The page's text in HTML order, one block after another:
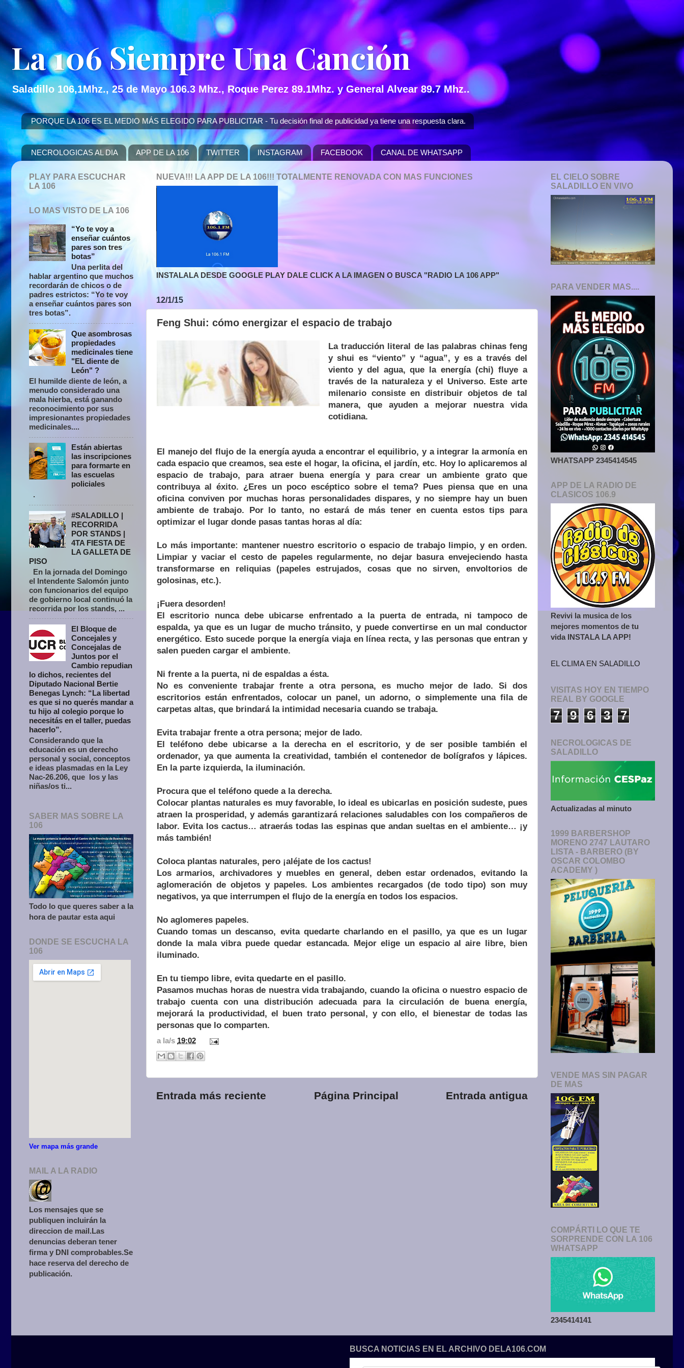
La 106 Siempre Una Canción
Saladillo 106,1Mhz., 25 de Mayo 106.3 Mhz., Roque Perez 89.1Mhz. y General Alvear 89.7 Mhz..
PORQUE LA 106 ES EL MEDIO MÁS ELEGIDO PARA PUBLICITAR - Tu decisión final de publicidad ya tiene una respuesta clara.
NECROLOGICAS AL DIA APP DE LA 106 TWITTER INSTAGRAM FACEBOOK CANAL DE WHATSAPP
NUEVA!!! LA APP DE LA 106!!! TOTALMENTE RENOVADA CON MAS FUNCIONES
INSTALALA DESDE GOOGLE PLAY DALE CLICK A LA IMAGEN O BUSCA "RADIO LA 106 APP"
12/1/15
Feng Shui: cómo energizar el espacio de trabajo
La traducción literal de las palabras chinas feng
y shui es “viento” y “agua”, y es a través del
viento y del agua, que la energía (chi) fluye a
través de la naturaleza y el Universo. Este arte
milenario consiste en distribuir objetos de tal
manera, que ayuden a mejorar nuestra vida
cotidiana.
El manejo del flujo de la energía ayuda a encontrar el equilibrio, y a integrar la armonía en
cada espacio que creamos, sea este el hogar, la oficina, el jardín, etc. Hoy lo aplicaremos al
espacio de trabajo, para atraer buena energía y para crear un ambiente grato que
contribuya al éxito. ¿Eres un poco escéptico sobre el tema? Pues piensa que en una
oficina conviven por muchas horas personalidades dispares, y no siempre hay un buen
ambiente de trabajo. Por lo tanto, no estará de más tener en cuenta estos tips para
optimizar el lugar donde pasas tantas horas al día:
Lo más importante: mantener nuestro escritorio o espacio de trabajo limpio, y en orden.
Limpiar y vaciar el cesto de papeles regularmente, no dejar basura envejeciendo hasta
transformarse en reliquias (papeles estrujados, cosas que no sirven, envoltorios de
golosinas, etc.).
¡Fuera desorden!
El escritorio nunca debe ubicarse enfrentado a la puerta de entrada, ni tampoco de
espalda, ya que es un lugar de mucho tránsito, y puede convertirse en un mal conductor
energético. Esto sucede porque la energía viaja en línea recta, y las personas que entran y
salen pueden cargar el ambiente.
Ni frente a la puerta, ni de espaldas a ésta.
No es conveniente trabajar frente a otra persona, es mucho mejor de lado. Si dos
escritorios están enfrentados, colocar un panel, un adorno, o simplemente una fila de
carpetas altas, que brindará la intimidad necesaria cuando se trabaja.
Evita trabajar frente a otra persona; mejor de lado.
El teléfono debe ubicarse a la derecha en el escritorio, y de ser posible también el
ordenador, ya que aumenta la creatividad, también el contenedor de bolígrafos y lápices.
En la parte izquierda, la iluminación.
Procura que el teléfono quede a la derecha.
Colocar plantas naturales es muy favorable, lo ideal es ubicarlas en posición sudeste, pues
atraen la prosperidad, y además garantizará relaciones saludables con los compañeros de
labor. Evita los cactus… atraerás todas las espinas que andan sueltas en el ambiente… ¡y
más también!
Coloca plantas naturales, pero ¡aléjate de los cactus!
Los armarios, archivadores y muebles en general, deben estar ordenados, evitando la
aglomeración de objetos y papeles. Los ambientes recargados (de todo tipo) son muy
negativos, ya que interrumpen el flujo de la energía en todos los espacios.
No aglomeres papeles.
Cuando tomas un descanso, evita quedarte charlando en el pasillo, ya que es un lugar
donde la mala vibra puede quedar estancada. Mejor elige un espacio al aire libre, bien
iluminado.
En tu tiempo libre, evita quedarte en el pasillo.
Pasamos muchas horas de nuestra vida trabajando, cuando la oficina o nuestro espacio de
trabajo cuenta con una distribución adecuada para la circulación de buena energía,
mejorará la productividad, el buen trato personal, y con ello, el bienestar de todas las
personas que lo comparten.
a la/s 19:02
Entrada más reciente Entrada antigua
Página Principal
PLAY PARA ESCUCHAR
LA 106
LO MAS VISTO DE LA 106
“Yo te voy a
enseñar cuántos
pares son tres
botas”
Una perlita del
hablar argentino que muchos
recordarán de chicos o de
padres estrictos: “Yo te voy
a enseñar cuántos pares son
tres botas”.
Que asombrosas
propiedades
medicinales tiene
"EL diente de
León" ?
El humilde diente de león, a
menudo considerado una
mala hierba, está ganando
reconocimiento por sus
impresionantes propiedades
medicinales....
Están abiertas
las inscripciones
para formarte en
las escuelas
policiales
.
#SALADILLO |
RECORRIDA
POR STANDS |
4TA FIESTA DE
LA GALLETA DE
PISO
En la jornada del Domingo
el Intendente Salomón junto
con funcionarios del equipo
de gobierno local continuó la
recorrida por los stands, ...
El Bloque de
Concejales y
Concejalas de
Juntos por el
Cambio repudian
lo dichos, recientes del
Diputado Nacional Bertie
Benegas Lynch: “La libertad
es que si no querés mandar a
tu hijo al colegio porque lo
necesitás en el taller, puedas
hacerlo”.
Considerando que la
educación es un derecho
personal y social, conceptos
e ideas plasmadas en la Ley
Nac-26.206, que los y las
niñas/os ti...
SABER MAS SOBRE LA
106
Todo lo que queres saber a la
hora de pautar esta aqui
DONDE SE ESCUCHA LA
106
Ver mapa más grande
MAIL A LA RADIO
Los mensajes que se
publiquen incluirán la
direccion de mail.Las
denuncias deberan tener
firma y DNI comprobables.Se
hace reserva del derecho de
publicación.
EL CIELO SOBRE
SALADILLO EN VIVO
PARA VENDER MAS....
WHATSAPP 2345414545
APP DE LA RADIO DE
CLASICOS 106.9
Revivi la musica de los
mejores momentos de tu
vida INSTALA LA APP!
EL CLIMA EN SALADILLO
VISITAS HOY EN TIEMPO
REAL BY GOOGLE
7 9 6 3 7
NECROLOGICAS DE
SALADILLO
Actualizadas al minuto
1999 BARBERSHOP
MORENO 2747 LAUTARO
LISTA - BARBERO (BY
OSCAR COLOMBO
ACADEMY )
VENDE MAS SIN PAGAR
DE MAS
COMPÁRTI LO QUE TE
SORPRENDE CON LA 106
WHATSAPP
2345414141
BUSCA NOTICIAS EN EL ARCHIVO DELA106.COM